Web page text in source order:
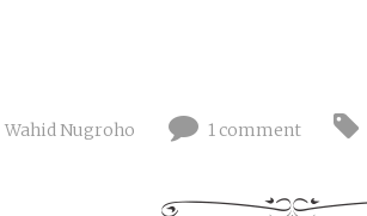
Wahid Nugroho 1 comment